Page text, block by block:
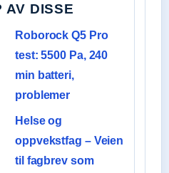
AV DISSE
Roborock Q5 Pro
test: 5500 Pa, 240
min batteri,
problemer
Helse og
oppvekstfag – Veien
til fagbrev som